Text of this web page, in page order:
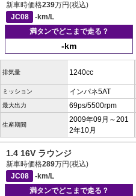
新車時価格239万円(税込)
JC08
-km/L
満タンでどこまで走る？
-km
排気量 1240cc
ミッション インパネ5AT
最大出力 69ps/5500rpm
生産期間
2009年09月～201
2年10月
1.4 16V ラウンジ
新車時価格289万円(税込)
JC08
-km/L
満タンでどこまで走る？